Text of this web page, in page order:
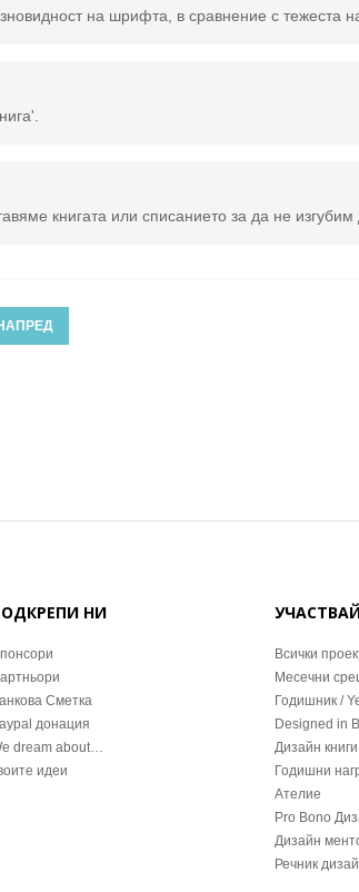
шрифт е бил създаден около. 1800 г. в Лондон от Робърт Торн (1754-1820) като единствено се ползвал за плакати и заглавия. Болд шрифтове се ползват от
НИ
Сметка
донация
dream about…
идеи
Всички
Месечни
Годишник /
Designed in
Дизайн книги
Годишни
Ателие
Pro Bono
Дизайн
Речник